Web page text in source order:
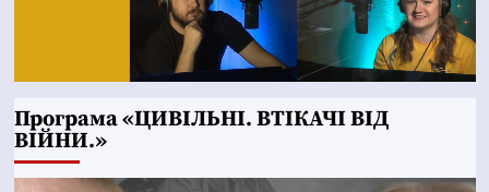
Програма «ЦИВІЛЬНІ. ВТІКАЧІ ВІД
ВІЙНИ.»